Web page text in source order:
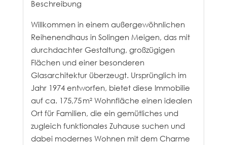
Beschreibung
Willkommen in einem außergewöhnlichen
Reihenendhaus in Solingen Meigen, das mit
durchdachter Gestaltung, großzügigen
Flächen und einer besonderen
Glasarchitektur überzeugt. Ursprünglich im
Jahr 1974 entworfen, bietet diese Immobilie
auf ca. 175,75 m² Wohnfläche einen idealen
Ort für Familien, die ein gemütliches und
zugleich funktionales Zuhause suchen und
dabei modernes Wohnen mit dem Charme